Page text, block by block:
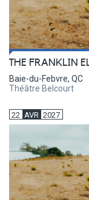
THE FRANKLIN
Baie-du-Febvre, QC
Théâtre Belcourt
22 AVR 2027